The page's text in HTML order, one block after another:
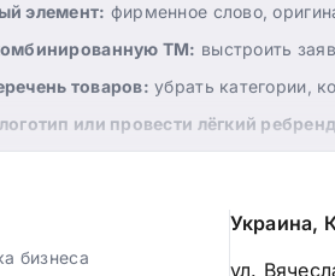
элемент: фирменное слово,
ТМ: выстроить
товаров: убрать категории,
или провести лёгкий
вашей конкретной ситуации — от
бизнеса
Украина,
ул.